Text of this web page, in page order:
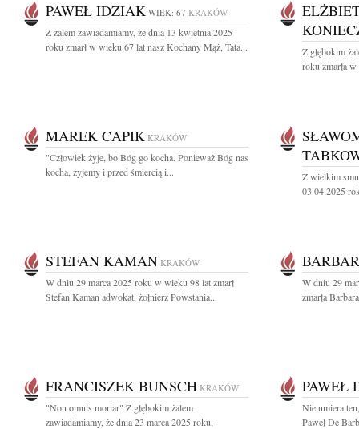
PAWEŁ IDZIAK WIEK: 67 KRAKÓW
Z żalem zawiadamiamy, że dnia 13 kwietnia 2025
roku zmarł w wieku 67 lat nasz Kochany Mąż, Tata...
Z głębokim
roku zmarła
MAREK CAPIK KRAKÓW
"Człowiek żyje, bo Bóg go kocha. Ponieważ Bóg nas
kocha, żyjemy i przed śmiercią i...
Z wielkim
03.04.2025
STEFAN KAMAN KRAKÓW
W dniu 29 marca 2025 roku w wieku 98 lat zmarł
Stefan Kaman adwokat, żołnierz Powstania...
W dniu 29
zmarła
FRANCISZEK BUNSCH KRAKÓW
"Non omnis moriar" Z głębokim żalem
zawiadamiamy, że dnia 23 marca 2025 roku,
PAWEŁ
Nie umiera
Paweł De